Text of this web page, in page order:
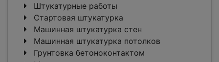
Штукатурные работы
Стартовая штукатурка
Машинная штукатурка стен
Машинная штукатурка потолков
Грунтовка бетоноконтактом